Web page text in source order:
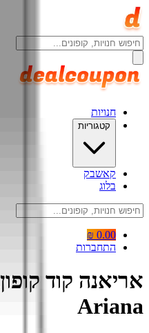
חנויות
קטגוריות
קאשבק
בלוג
0.00 ₪
התחברות
אריאנה קוד
Ariana